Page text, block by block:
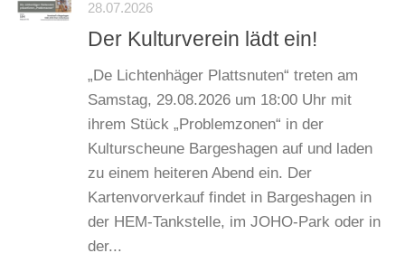
28.07.2026
Der Kulturverein lädt ein!
„De Lichtenhäger Plattsnuten“ treten am
Samstag, 29.08.2026 um 18:00 Uhr mit
ihrem Stück „Problemzonen“ in der
Kulturscheune Bargeshagen auf und laden
zu einem heiteren Abend ein. Der
Kartenvorverkauf findet in Bargeshagen in
der HEM-Tankstelle, im JOHO-Park oder in
der...